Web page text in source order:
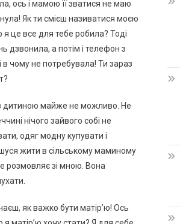
ось і мамою її зватися не маю
Як ти смієш називатися моєю
це все для тебе робила? Тоді
дзвонила, а потім і телефон з
в чому не потребувала! Ти зараз
дитиною майже не можливо. Не
нічого зайвого собі не
одяг модну купувати і
жити в сільському маминому
розмовляє зі мною. Вона
як важко бути матір’ю! Ось